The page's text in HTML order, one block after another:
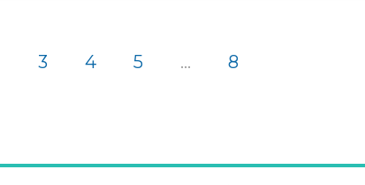
3 4 5 ... 8